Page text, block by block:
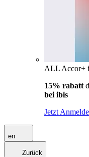
ALL Accor+
15% rabatt
bei ibis
Jetzt
en
Zurück